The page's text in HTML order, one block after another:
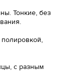
Тонкие, без
с разным